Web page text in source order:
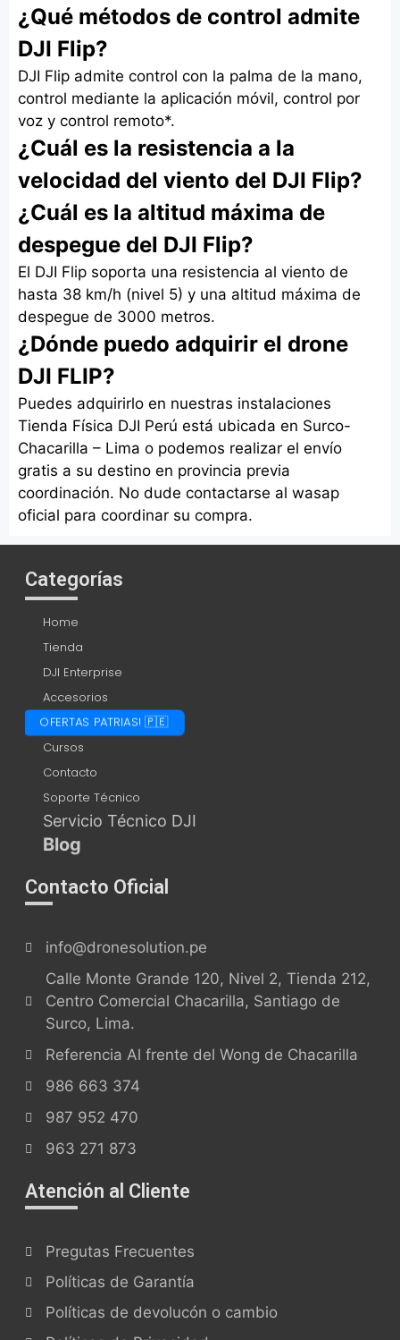
¿Qué métodos de control admite
DJI Flip?
DJI Flip admite control con la palma de la mano,
control mediante la aplicación móvil, control por
voz y control remoto*.
¿Cuál es la resistencia a la
velocidad del viento del DJI Flip?
¿Cuál es la altitud máxima de
despegue del DJI Flip?
El DJI Flip soporta una resistencia al viento de
hasta 38 km/h (nivel 5) y una altitud máxima de
despegue de 3000 metros.
¿Dónde puedo adquirir el drone
DJI FLIP?
Puedes adquirirlo en nuestras instalaciones
Tienda Física DJI Perú está ubicada en Surco-
Chacarilla – Lima o podemos realizar el envío
gratis a su destino en provincia previa
coordinación. No dude contactarse al wasap
oficial para coordinar su compra.
Categorías
Home
Tienda
DJI Enterprise
Accesorios
OFERTAS PATRIAS! 🇵🇪
Cursos
Contacto
Soporte Técnico
Servicio Técnico DJI
Blog
Contacto Oficial
info@dronesolution.pe
Calle Monte Grande 120, Nivel 2, Tienda 212,
Centro Comercial Chacarilla, Santiago de
Surco, Lima.
Referencia Al frente del Wong de Chacarilla
986 663 374
987 952 470
963 271 873
Atención al Cliente
Pregutas Frecuentes
Políticas de Garantía
Políticas de devolucón o cambio